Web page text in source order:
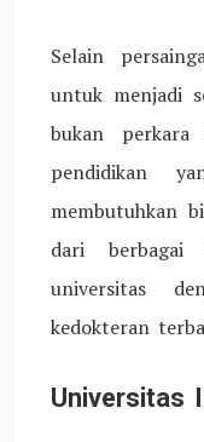
Selain
untuk menjadi
bukan
pendidikan
membutuhkan
dari
universitas
kedokteran
Universitas